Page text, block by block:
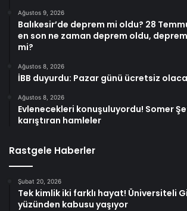
Ağustos 9, 2026
Balıkesir’de deprem mi oldu? 28
en son ne zaman deprem oldu,
mi?
Ağustos 8, 2026
İBB duyurdu: Pazar günü ücretsiz
Ağustos 8, 2026
Evlenecekleri konuşuluyordu! Somer
karıştıran hamleler
Rastgele Haberler
Şubat 20, 2026
Tek kimlik iki farklı hayat! Üniversiteli
yüzünden kabusu yaşıyor